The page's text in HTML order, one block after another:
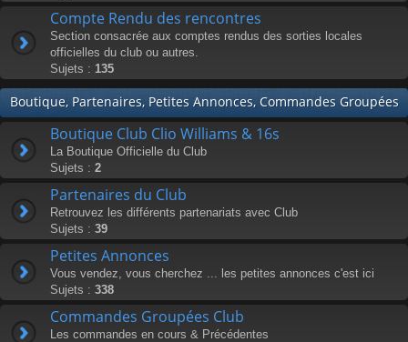
Compte Rendu des rencontres
Section consacrée aux comptes rendus des sorties locales
officielles du club ou autres.
Sujets : 135
Boutique, Partenaires, Petites Annonces, Commandes Groupées
Boutique Club Clio Williams & 16s
La Boutique Officielle du Club
Sujets : 2
Partenaires du Club
Retrouvez les différents partenariats avec Club
Sujets : 39
Petites Annonces
Vous vendez, vous cherchez ... les petites annonces c'est ici
Sujets : 338
Commandes Groupées Club
Les commandes en cours & Précédentes